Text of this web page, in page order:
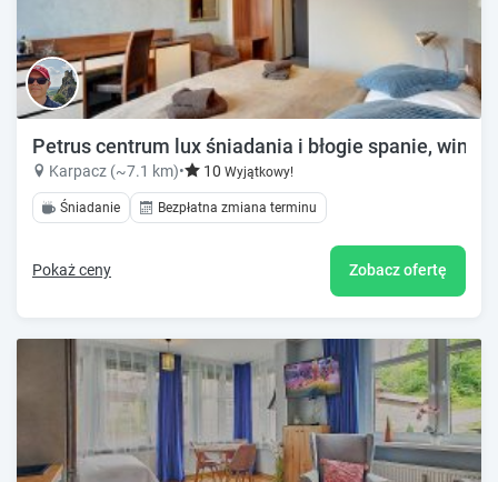
Petrus centrum lux śniadania i błogie spanie, winda
Karpacz (~7.1 km)• 10 Wyjątkowy!
Śniadanie Bezpłatna zmiana terminu
Pokaż ceny Zobacz ofertę